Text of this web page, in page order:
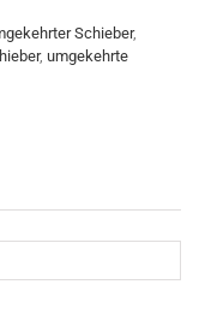
Schieber,
, umgekehrte